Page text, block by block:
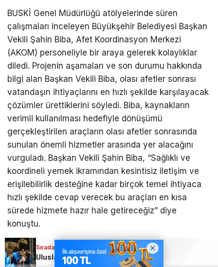
Sıradaki Haber
Bursa Büyükşehir’den olası afetlere hazırlık; Şahin Biba, araçları inceledi
BUSKİ Genel Müdürlüğü atölyelerinde süren
çalışmaları inceleyen Büyükşehir Belediyesi Başkan
Vekili Şahin Biba, Afet Koordinasyon Merkezi
(AKOM) personeliyle bir araya gelerek kolaylıklar
diledi. Projenin aşamaları ve son durumu hakkında
bilgi alan Başkan Vekili Biba, olası afetler sonrası
vatandaşın ihtiyaçlarını en hızlı şekilde karşılayacak
çözümler ürettiklerini söyledi. Biba, kaynakların
verimli kullanılması hedefiyle dönüşümü
gerçekleştirilen araçların olası afetler sonrasında
sunulan önemli hizmetler arasında yer alacağını
vurguladı. Başkan Vekili Şahin Biba, “Sağlıklı ve
koordineli yemek ikramından kesintisiz iletişim ve
erişilebilirlik desteğine kadar birçok temel ihtiyaca
hızlı şekilde cevap verecek bu araçları en kısa
sürede hizmete hazır hale getireceğiz” diye
konuştu.
Sıradaki Haber
Uluslararası Bursa Festivali’nde bu kez çocuklar eğlendi!